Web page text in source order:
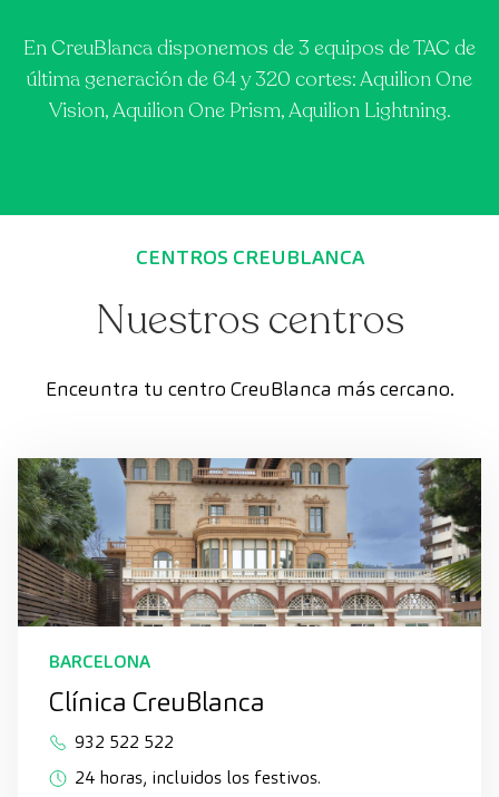
En CreuBlanca disponemos de 3 equipos de TAC de
última generación de 64 y 320 cortes: Aquilion One
Vision, Aquilion One Prism, Aquilion Lightning.
CENTROS CREUBLANCA
Nuestros centros
Enceuntra tu centro CreuBlanca más cercano.
BARCELONA
Clínica CreuBlanca
932 522 522
24 horas, incluidos los festivos.